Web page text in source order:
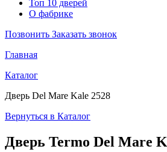
Топ 10 дверей
О фабрике
Позвонить Заказать звонок
Главная
Каталог
Дверь Del Mare Kale 2528
Вернуться в Каталог
Дверь Termo Del Mare